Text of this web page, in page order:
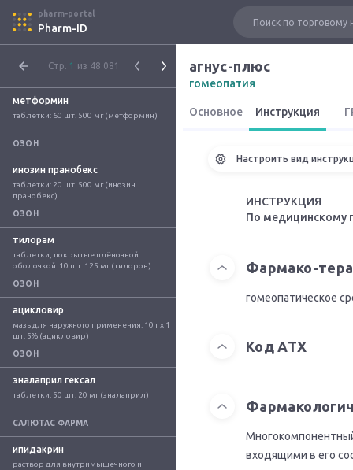
pharm-portal
Pharm-ID
Стр. 1 из 48 081
метформин
таблетки: 60 шт. 500 мг (метформин)
ОЗОН
инозин пранобекс
таблетки: 20 шт. 500 мг (инозин
пранобекс)
ОЗОН
тилорам
таблетки, покрытые плёночной
оболочкой: 10 шт. 125 мг (тилорон)
ОЗОН
ацикловир
мазь для наружного применения: 10 г x 1
шт. 5% (ацикловир)
ОЗОН
эналаприл гексал
таблетки: 50 шт. 20 мг (эналаприл)
САЛЮТАС ФАРМА
ипидакрин
раствор для внутримышечного и
агнус-плюс
гомеопатия
Основное Инструкция
Настроить вид
ИНСТРУКЦИЯ
По медицинскому
Фармако-
гомеопатическое
Код АТХ
входящими в его